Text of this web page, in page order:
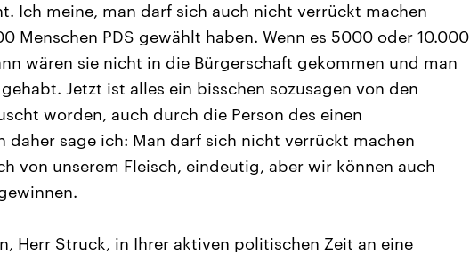
Ich meine, man darf sich auch nicht verrückt machen
Menschen PDS gewählt haben. Wenn es 5000 oder 10.000
wären sie nicht in die Bürgerschaft gekommen und man
Jetzt ist alles ein bisschen sozusagen von den
worden, auch durch die Person des einen
daher sage ich: Man darf sich nicht verrückt machen
von unserem Fleisch, eindeutig, aber wir können auch
Herr Struck, in Ihrer aktiven politischen Zeit an eine